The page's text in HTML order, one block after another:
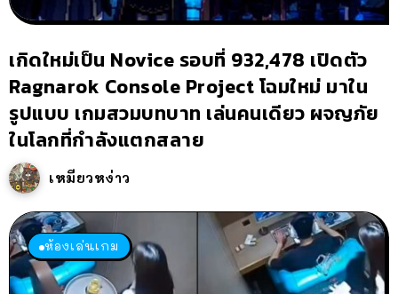
เกิดใหม่เป็น Novice รอบที่ 932,478 เปิดตัว
Ragnarok Console Project โฉมใหม่ มาใน
รูปแบบ เกมสวมบทบาท เล่นคนเดียว ผจญภัย
ในโลกที่กำลังแตกสลาย
เหมียวหง่าว
ห้องเล่นเกม